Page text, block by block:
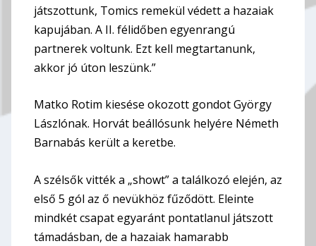
játszottunk, Tomics remekül védett a hazaiak
kapujában. A II. félidőben egyenrangú
partnerek voltunk. Ezt kell megtartanunk,
akkor jó úton leszünk.”
Matko Rotim kiesése okozott gondot György
Lászlónak. Horvát beállósunk helyére Németh
Barnabás került a keretbe.
A szélsők vitték a „showt” a találkozó elején, az
első 5 gól az ő nevükhöz fűződött. Eleinte
mindkét csapat egyaránt pontatlanul játszott
támadásban, de a hazaiak hamarabb